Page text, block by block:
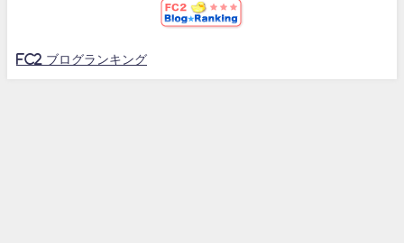
FC2 ブログランキング